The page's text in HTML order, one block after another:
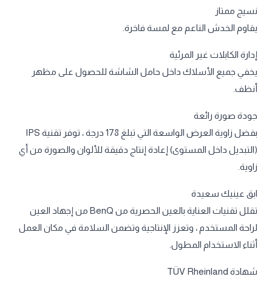
نسيج ممتاز
يقاوم الخدش الناعم مع لمسة فاخرة.
إدارة الكابلات غير المرئية
يخفي جميع الأسلاك داخل حامل الشاشة للحصول على مظهر
أنظف.
جودة صورة رائعة
بفضل زاوية العرض الواسعة التي تبلغ 178 درجة ، توفر تقنية IPS
(التبديل داخل المستوى) إعادة إنتاج دقيقة للألوان والصورة من أي
زاوية.
ابق عينيك سعيدة
تقلل تقنيات العناية بالعين الحصرية من BenQ من إجهاد العين
لراحة المستخدم ، وتعزز الإنتاجية وتضمن السلامة في مكان العمل
أثناء الاستخدام المطول.
شهادة TÜV Rheinland